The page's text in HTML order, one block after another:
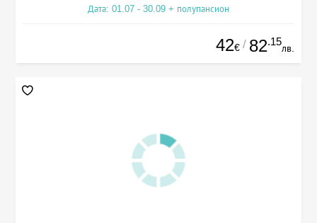
Дата: 01.07 - 30.09 + полупансион
42€ / 82.15
лв.